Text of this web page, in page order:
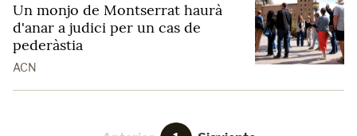
Un monjo de Montserrat haurà
d'anar a judici per un cas de
pederàstia
ACN